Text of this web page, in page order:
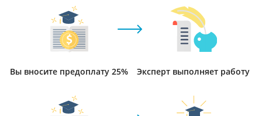
Вы вносите предоплату 25% Эксперт выполняет работу